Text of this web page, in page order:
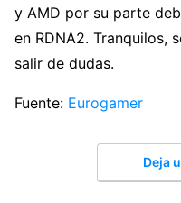
y AMD por su parte
en RDNA2. Tranquilos,
salir de dudas.
Fuente: Eurogamer
Deja